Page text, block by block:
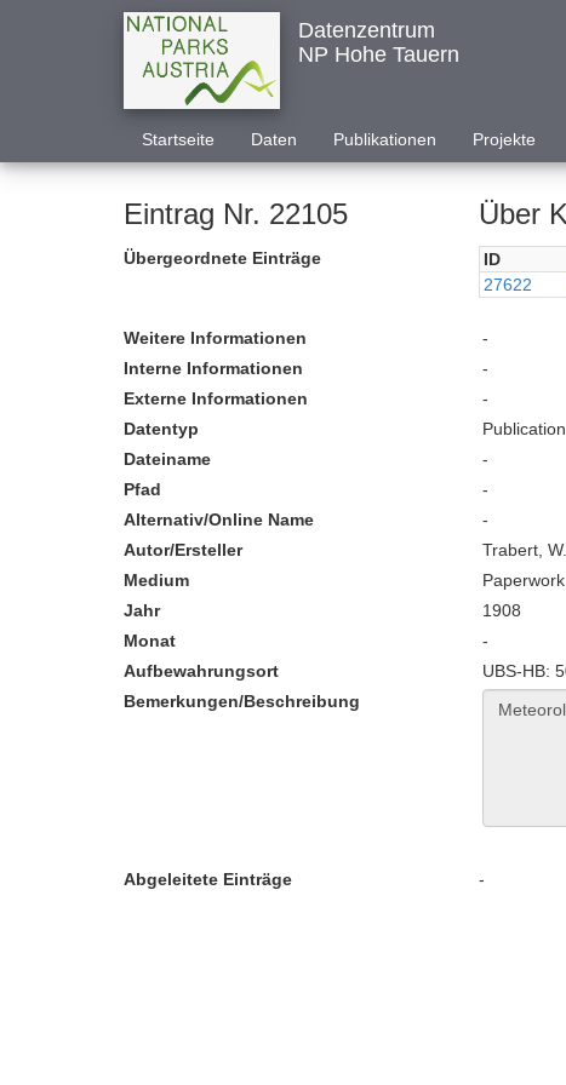
Datenzentrum
NP Hohe Tauern
Startseite Daten Publikationen Projekte
Eintrag Nr. 22105 Über
Übergeordnete Einträge ID
27622
Weitere Informationen
-
Interne Informationen
-
Externe Informationen
-
Datentyp
Publication
Dateiname
-
Pfad
-
Alternativ/Online Name
-
Autor/Ersteller
Trabert, W.
Medium
Paperwork
Jahr
1908
Monat
-
Aufbewahrungsort
UBS-HB:
Bemerkungen/Beschreibung
Abgeleitete Einträge -